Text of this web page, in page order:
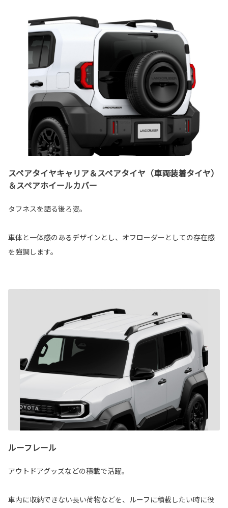
スペアタイヤキャリア＆スペアタイヤ（車両装着タイヤ）
＆スペアホイールカバー
タフネスを語る後ろ姿。
車体と一体感のあるデザインとし、オフローダーとしての存在感
を強調します。
ルーフレール
アウトドアグッズなどの積載で活躍。
車内に収納できない長い荷物などを、ルーフに積載したい時に役